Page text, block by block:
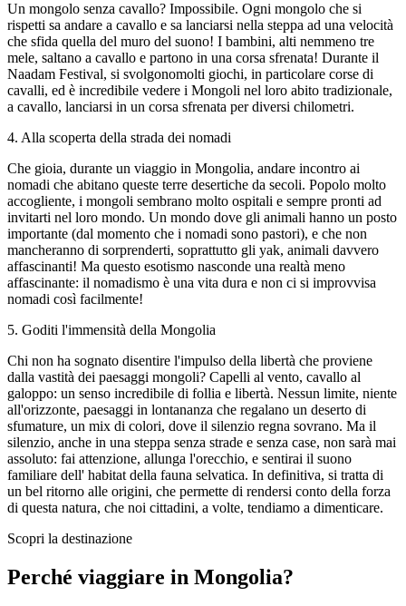
Un mongolo senza cavallo? Impossibile. Ogni mongolo che si
rispetti sa andare a cavallo e sa lanciarsi nella steppa ad una velocità
che sfida quella del muro del suono! I bambini, alti nemmeno tre
mele, saltano a cavallo e partono in una corsa sfrenata! Durante il
Naadam Festival, si svolgonomolti giochi, in particolare corse di
cavalli, ed è incredibile vedere i Mongoli nel loro abito tradizionale,
a cavallo, lanciarsi in un corsa sfrenata per diversi chilometri.
4. Alla scoperta della strada dei nomadi
Che gioia, durante un viaggio in Mongolia, andare incontro ai
nomadi che abitano queste terre desertiche da secoli. Popolo molto
accogliente, i mongoli sembrano molto ospitali e sempre pronti ad
invitarti nel loro mondo. Un mondo dove gli animali hanno un posto
importante (dal momento che i nomadi sono pastori), e che non
mancheranno di sorprenderti, soprattutto gli yak, animali davvero
affascinanti! Ma questo esotismo nasconde una realtà meno
affascinante: il nomadismo è una vita dura e non ci si improvvisa
nomadi così facilmente!
5. Goditi l'immensità della Mongolia
Chi non ha sognato disentire l'impulso della libertà che proviene
dalla vastità dei paesaggi mongoli? Capelli al vento, cavallo al
galoppo: un senso incredibile di follia e libertà. Nessun limite, niente
all'orizzonte, paesaggi in lontananza che regalano un deserto di
sfumature, un mix di colori, dove il silenzio regna sovrano. Ma il
silenzio, anche in una steppa senza strade e senza case, non sarà mai
assoluto: fai attenzione, allunga l'orecchio, e sentirai il suono
familiare dell' habitat della fauna selvatica. In definitiva, si tratta di
un bel ritorno alle origini, che permette di rendersi conto della forza
di questa natura, che noi cittadini, a volte, tendiamo a dimenticare.
Scopri la destinazione
Perché viaggiare in Mongolia?